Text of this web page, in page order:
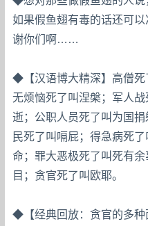
如果假鱼翅有毒的话还可
谢你们啊……
◆【汉语博大精深】高僧死
无烦恼死了叫涅槃；军人
逝；公职人员死了叫为国
民死了叫嗝屁；得急病死
命；罪大恶极死了叫死有
目；贪官死了叫欧耶。
◆【经典回放：贪官的多种